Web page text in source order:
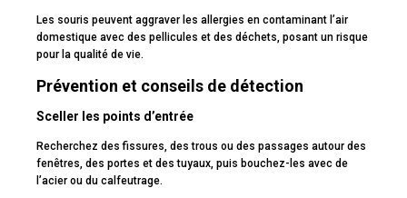
Les souris peuvent aggraver les allergies en contaminant l’air
domestique avec des pellicules et des déchets, posant un risque
pour la qualité de vie.
Prévention et conseils de détection
Sceller les points d’entrée
Recherchez des fissures, des trous ou des passages autour des
fenêtres, des portes et des tuyaux, puis bouchez-les avec de
l’acier ou du calfeutrage.